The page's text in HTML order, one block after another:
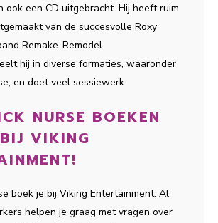
ook een CD uitgebracht. Hij heeft ruim
van de succesvolle Roxy
Remake-Remodel.
hij in diverse formaties, waaronder
en doet veel sessiewerk.
NURSE BOEKEN
VIKING
boek je bij Viking Entertainment. Al
helpen je graag met vragen over